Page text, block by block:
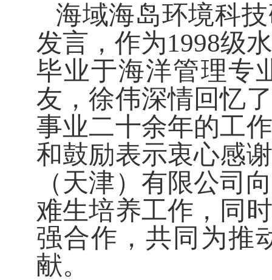
海域海岛环境科
发言，作为1998级
毕业于海洋管理专
友，徐伟深情回忆
事业二十余年的工
和鼓励表示衷心感
（天津）有限公司
难生培养工作，同
强合作，共同为推
献。